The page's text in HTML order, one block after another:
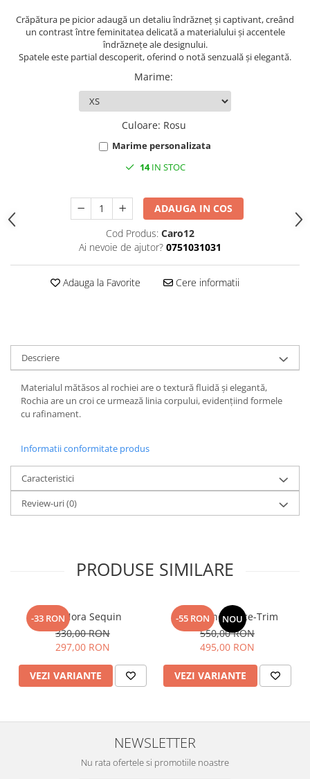
Crăpătura pe picior adaugă un detaliu îndrăzneț și captivant, creând
un contrast între feminitatea delicată a materialului și accentele
îndrăznețe ale designului.
Spatele este partial descoperit, oferind o notă senzuală și elegantă.
Marime:
Culoare: Rosu
Marime personalizata
14IN STOC
ADAUGA IN COS
Cod Produs: Caro12
Ai nevoie de ajutor? 0751031031
Adauga la Favorite Cere informatii
Descriere
Materialul mătăsos al rochiei are o textură fluidă și elegantă,
Rochia are un croi ce urmează linia corpului, evidențiind formele
cu rafinament.
Informatii conformitate produs
Caracteristici
Review-uri(0)
PRODUSE SIMILARE
-33 RONTop Nora Sequin
330,00 RON
297,00 RON
VEZI VARIANTE
-55 RON NOU
Fusta Linen Lace-Trim
550,00 RON
495,00 RON
VEZI VARIANTE
NEWSLETTER
Nu rata ofertele si promotiile noastre